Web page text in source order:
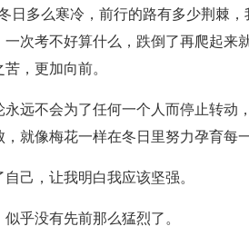
日多么寒冷，前行的路有多少荆棘，
次考不好算什么，跌倒了再爬起来
，更加向前。
远不会为了任何一个人而停止转动
就像梅花一样在冬日里努力孕育每
己，让我明白我应该坚强。
乎没有先前那么猛烈了。